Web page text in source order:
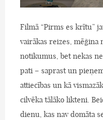
Filmā “Pirms es krītu”
vairākas reizes,
notikumus, bet nekas
pati – saprast un
attiecības un kā
cilvēka tālāko likteni.
dienu, kas nav domāta